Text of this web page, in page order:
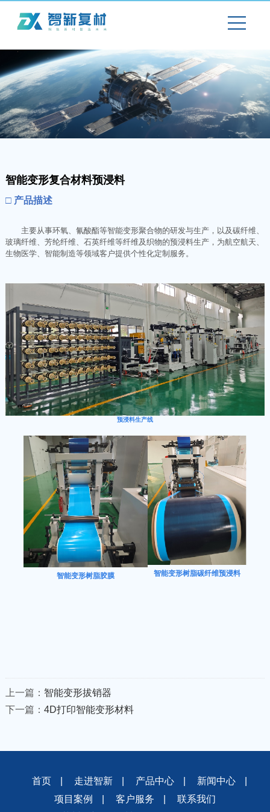
智能变形复合材料预浸料
□ 产品描述
主要从事环氧、氰酸酯等智能变形聚合物的研发与生产，以及碳纤维、
玻璃纤维、芳纶纤维、石英纤维等纤维及织物的预浸料生产，为航空航天、
生物医学、智能制造等领域客户提供个性化定制服务。
预浸料生产线
智能变形树脂胶膜 智能变形树脂碳纤维预浸料
上一篇： 智能变形拔销器
下一篇： 4D打印智能变形材料
首页 走进智新 产品中心 新闻中心
项目案例
客户服务
联系我们